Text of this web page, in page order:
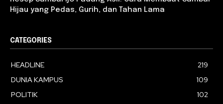
Hijau yang Pedas, Gurih, dan Tahan Lama
CATEGORIES
HEADLINE
219
DUNIA KAMPUS
109
POLITIK
102